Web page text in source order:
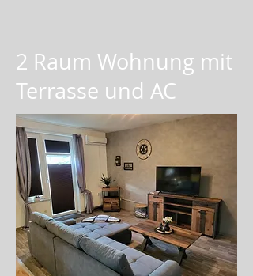
2 Raum Wohnung mit
Terrasse und AC